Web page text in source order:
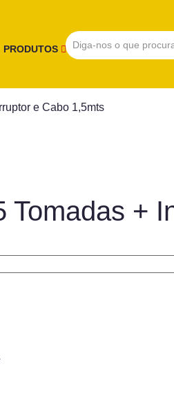
PRODUTOS
e Cabo 1,5mts
Tomadas +